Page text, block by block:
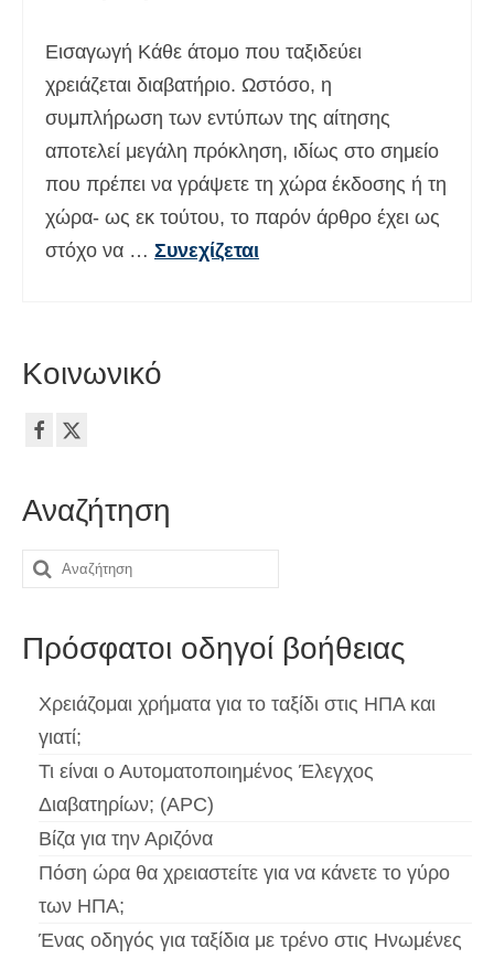
Magyar(Ουγγρικά)
Italiano( Ιταλικά)
Ιαπωνικά
한국어(Κορεάτικα)
Português
Español
Svenska
Εισαγωγή Κάθε άτομο που ταξιδεύει
χρειάζεται διαβατήριο. Ωστόσο, η
συμπλήρωση των εντύπων της αίτησης
αποτελεί μεγάλη πρόκληση, ιδίως στο σημείο
που πρέπει να γράψετε τη χώρα έκδοσης ή τη
χώρα- ως εκ τούτου, το παρόν άρθρο έχει ως
στόχο να … Συνεχίζεται
Κοινωνικό
Αναζήτηση
Αναζήτηση
Πρόσφατοι οδηγοί βοήθειας
Χρειάζομαι χρήματα για το ταξίδι στις ΗΠΑ και
γιατί;
Τι είναι ο Αυτοματοποιημένος Έλεγχος
Διαβατηρίων; (APC)
Βίζα για την Αριζόνα
Πόση ώρα θα χρειαστείτε για να κάνετε το γύρο
των ΗΠΑ;
Ένας οδηγός για ταξίδια με τρένο στις Ηνωμένες